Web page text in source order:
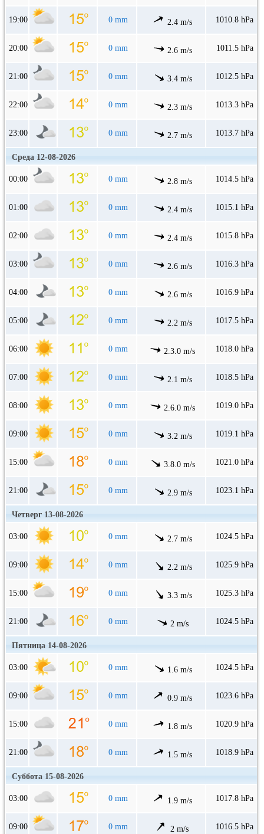
19:00 0 mm 2.4 m/s 1010.8 hPa
20:00 0 mm 2.6 m/s 1011.5 hPa
21:00 0 mm 3.4 m/s 1012.5 hPa
22:00 0 mm 2.3 m/s 1013.3 hPa
23:00 0 mm 2.7 m/s 1013.7 hPa
Среда 12-08-2026
00:00 0 mm 2.8 m/s 1014.5 hPa
01:00 0 mm 2.4 m/s 1015.1 hPa
02:00 0 mm 2.4 m/s 1015.8 hPa
03:00 0 mm 2.6 m/s 1016.3 hPa
04:00 0 mm 2.6 m/s 1016.9 hPa
05:00 0 mm 2.2 m/s 1017.5 hPa
06:00 0 mm 2.3.0 m/s 1018.0 hPa
07:00 0 mm 2.1 m/s 1018.5 hPa
08:00 0 mm 2.6.0 m/s 1019.0 hPa
09:00 0 mm 3.2 m/s 1019.1 hPa
15:00 0 mm 3.8.0 m/s 1021.0 hPa
21:00 0 mm 2.9 m/s 1023.1 hPa
Четверг 13-08-2026
03:00 0 mm 2.7 m/s 1024.5 hPa
09:00 0 mm 2.2 m/s 1025.9 hPa
15:00 0 mm 3.3 m/s 1025.3 hPa
21:00 0 mm 2 m/s 1024.5 hPa
Пятница 14-08-2026
03:00 0 mm 1.6 m/s 1024.5 hPa
09:00 0 mm 0.9 m/s 1023.6 hPa
15:00 0 mm 1.8 m/s 1020.9 hPa
21:00 0 mm 1.5 m/s 1018.9 hPa
Суббота 15-08-2026
03:00 0 mm 1.9 m/s 1017.8 hPa
09:00 0 mm 2 m/s 1016.5 hPa